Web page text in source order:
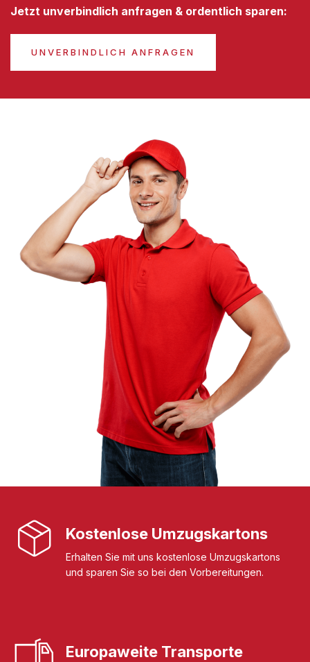
Jetzt unverbindlich anfragen & ordentlich sparen:
UNVERBINDLICH ANFRAGEN
Kostenlose Umzugskartons
Erhalten Sie mit uns kostenlose Umzugskartons
und sparen Sie so bei den Vorbereitungen.
Europaweite Transporte